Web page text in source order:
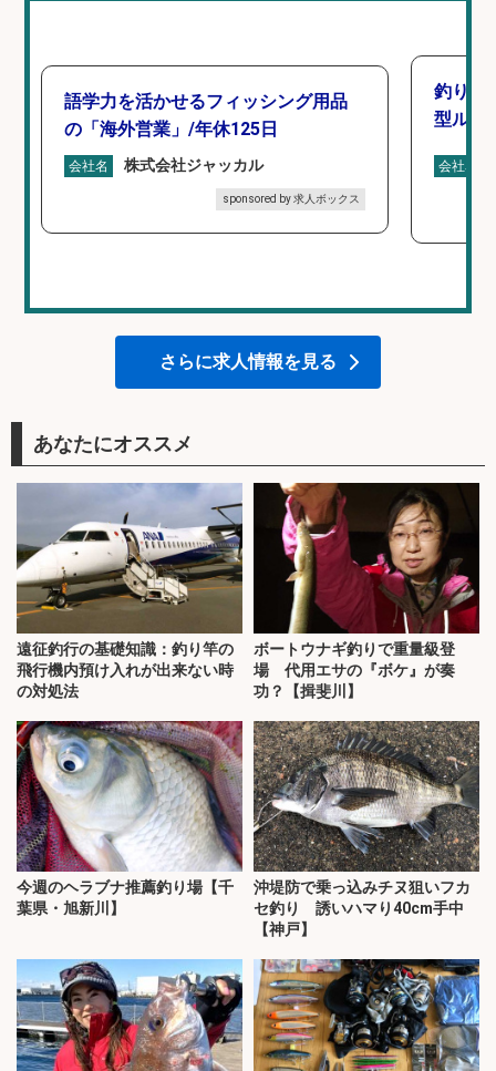
語学力を活かせるフィッシング用品
の「海外営業」/年休125日
会社名 株式会社ジャッカル
sponsored by 求人ボックス
釣り好
型ルー
会社名
さらに求人情報を見る
あなたにオススメ
遠征釣行の基礎知識：釣り竿の
飛行機内預け入れが出来ない時
の対処法
ボートウナギ釣りで重量級登
場 代用エサの『ボケ』が奏
功？【揖斐川】
今週のヘラブナ推薦釣り場【千
葉県・旭新川】
沖堤防で乗っ込みチヌ狙いフカ
セ釣り 誘いハマり40cm手中
【神戸】